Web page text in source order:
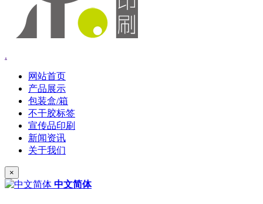
.
网站首页
产品展示
包装盒/箱
不干胶标签
宣传品印刷
新闻资讯
关于我们
×
中文简体